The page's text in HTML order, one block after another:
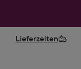
Lieferzeiten